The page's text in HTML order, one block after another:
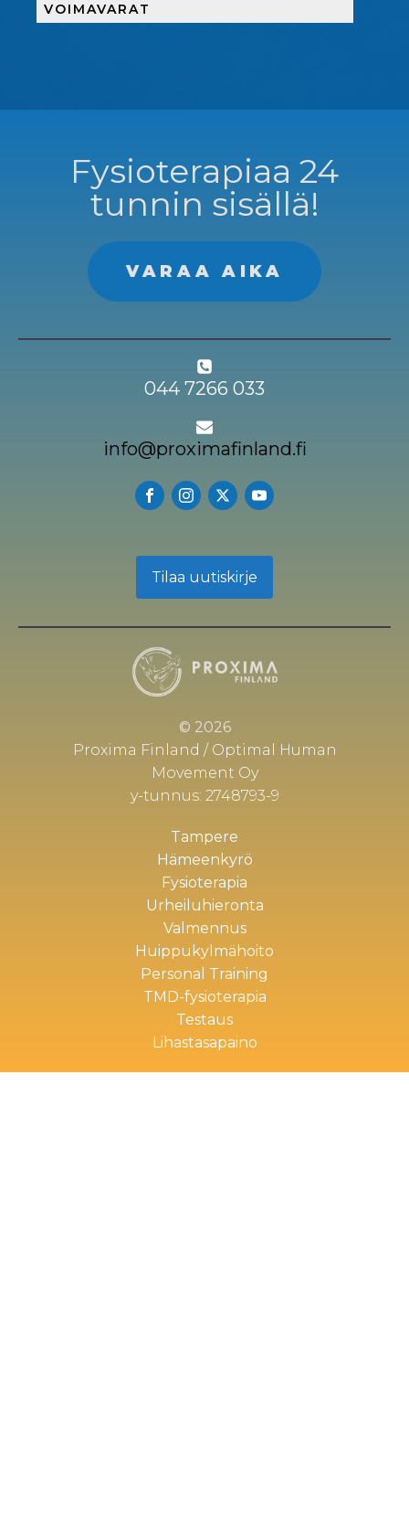
VOIMAVARAT
Fysioterapiaa 24
tunnin sisällä!
VARAA AIKA
044 7266 033
info@proximafinland.fi
Tilaa uutiskirje
© 2026
Proxima Finland / Optimal Human
Movement Oy
y-tunnus: 2748793-9
Tampere
Hämeenkyrö
Fysioterapia
Urheiluhieronta
Valmennus
Huippukylmähoito
Personal Training
TMD-fysioterapia
Testaus
Lihastasapaino